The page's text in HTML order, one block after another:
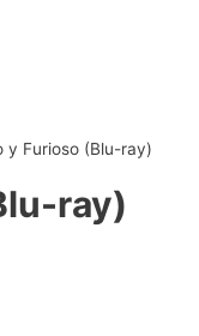
y Furioso (Blu-ray)
ray)